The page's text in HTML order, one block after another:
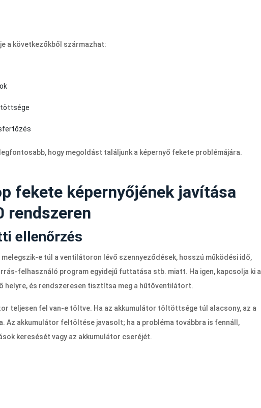
a következőkből származhat:
hogy megoldást találjunk a képernyő fekete problémájára.
fekete képernyőjének javítása
rendszeren
ellenőrzés
melegszik-e túl a ventilátoron lévő szennyeződések, hosszú működési idő,
felhasználó program egyidejű futtatása stb. miatt. Ha igen, kapcsolja ki a
helyre, és rendszeresen tisztítsa meg a hűtőventilátort.
teljesen fel van-e töltve. Ha az akkumulátor töltöttsége túl alacsony, az a
Az akkumulátor feltöltése javasolt; ha a probléma továbbra is fennáll,
keresését vagy az akkumulátor cseréjét.